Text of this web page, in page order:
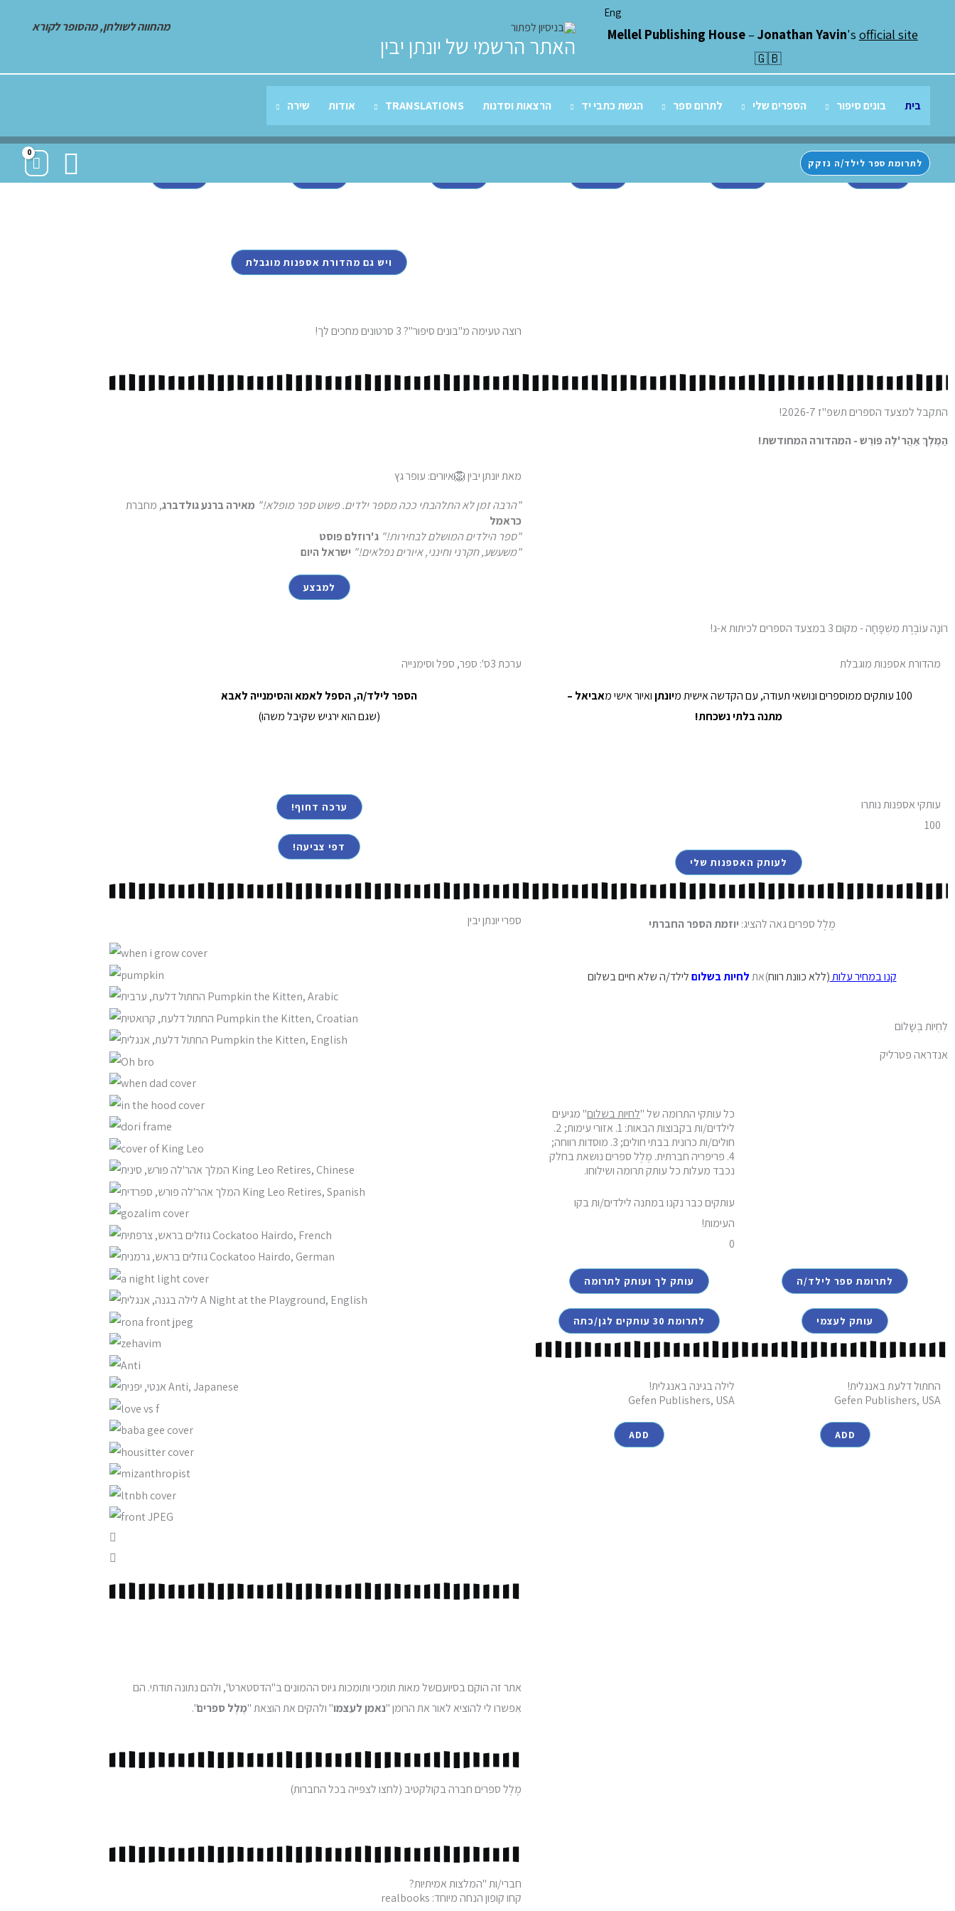
Eng
Mellel Publishing House–Jonathan Yavin's official site
🇬🇧
האתר הרשמי של יונתן יבין
מהחווה לשולחן, מהסופר לקורא
בית בונים סיפור הספרים שלי לתרום ספר הגשת כתבי יד הרצאות וסדנות TRANSLATIONS אודות שירה
לתרומת ספר לילד/ה נזקק חיפוש
מהדורה מחודשת
89
108
מאירה ברנע גולדברג
(לאישה)
(מעריב)
קנו במתנה לילד/ה נזקק
יפהפה ומתעתע
ויש גם מהדורת אספנות מוגבלת
רוצה טעימה מ"בונים סיפור"? 3 סרטונים מחכים לך!
התקבל למצעד הספרים תשפ"ז 2026-7!
הַמֶּלֶךְ אַהֲר'לֶה פּוֹרֵשׁ - המהדורה המחודשת!
מאתיונתן יבין🦁איורים: עופר גץ
"הרבה זמן לא התלהבתי ככה מספר ילדים. פשוט ספר מופלא!" מאירה ברנע גולדברג, מחברת
כראמל
"ספר הילדים המושלם לבחירות!" ג'רוזלם פוסט
"משעשע, חקרני וחינני, איורים נפלאים!" ישראל היום
למבצע
רוֹנָה עוֹבֶרֶת מִשְׁפָּחָה - מקום 3 במצעד הספרים לכיתות א-ג!
מהדורת אספנות מוגבלת
100 עותקים ממוספרים ונושאי תעודה, עם הקדשה אישית מ יונתןואיור אישי מאביאל –
מתנה בלתי נשכחת!
עותקי אספנות נותרו
100
לעותק האספנות שלי
ערכת 3ס': ספר, ספל וסימנייה
הספר לילד/ה, הספל לאמא והסימנייה לאבא
(שגם הוא ירגיש שקיבל משהו)
ערכה דחוף!
דפי צביעה!
מֶלֶל ספריםגאה להציג: יוזמת הספר החברתי
קנו במחיר עלות(ללא כוונת רווח)אתלחיות בשלוםלילד/ה שלא חיים בשלום
לִחְיוֹת בְּשָׁלוֹם
אנדראה פטרליק
כל עותקי התרומה של "לחיות בשלום" מגיעים
לילדים/ות בקבוצות הבאות: 1. אזורי עימות; 2.
חולים/ות כרונית בבתי חולים; 3. מוסדות רווחה;
4. פריפריה חברתית. מֶלֶל ספרים נושאת בחלק
נכבד מעלות כל עותק תרומה ושילוחו.
עותקים כבר נקנו במתנה לילדים/ות בקו
העימות!
0
לתרומת ספר לילד/ה עותק לך ועותק לתרומה
עותק לעצמי לתרומת 30 עותקים לגן/כתה
החתול דלעת באנגלית!
Gefen Publishers, USA
ADD
לילה בגינה באנגלית!
Gefen Publishers, USA
ADD
ספרי יונתן יבין
אתר זה הוקם בסיועםשל מאות תומכי ותומכות גיוס ההמונים ב"הדסטארט", ולהם נתונה תודתי. הם
אִפשרו לי להוציא לאור את הרומן "נאמן לעצמו" ולהקים את הוצאת "מֶלֶל ספרים".
מֶלֶל ספרים חברה בקולקטיב (לחצו לצפייה בכל החברות)
חברי/ות "המלצות אמיתיות?
קחו קופון הנחה מיוחד: realbooks